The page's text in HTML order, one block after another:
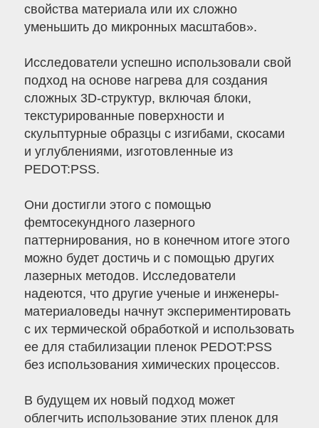
свойства материала или их сложно
уменьшить до микронных масштабов».
Исследователи успешно использовали свой
подход на основе нагрева для создания
сложных 3D-структур, включая блоки,
текстурированные поверхности и
скульптурные образцы с изгибами, скосами
и углублениями, изготовленные из
PEDOT:PSS.
Они достигли этого с помощью
фемтосекундного лазерного
паттернирования, но в конечном итоге этого
можно будет достичь и с помощью других
лазерных методов. Исследователи
надеются, что другие ученые и инженеры-
материаловеды начнут экспериментировать
с их термической обработкой и использовать
ее для стабилизации пленок PEDOT:PSS
без использования химических процессов.
В будущем их новый подход может
облегчить использование этих пленок для